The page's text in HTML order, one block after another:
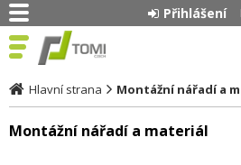
Přihlášení
Hlavní strana Montážní nářadí a
Montážní nářadí a materiál